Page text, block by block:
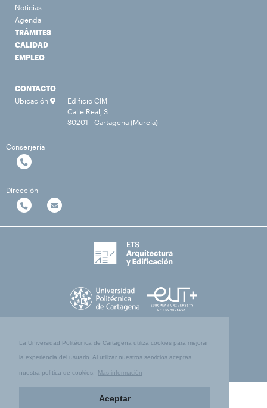
La Universidad Politécnica de Cartagena utiliza cookies para mejorar
la experiencia del usuario. Al utilizar nuestros servicios aceptas
nuestra política de cookies. Más información
Aceptar
Noticias
Agenda
TRÁMITES
CALIDAD
EMPLEO
CONTACTO
Ubicación
Edificio CIM
Calle Real, 3
30201 - Cartagena (Murcia)
Conserjería
Dirección